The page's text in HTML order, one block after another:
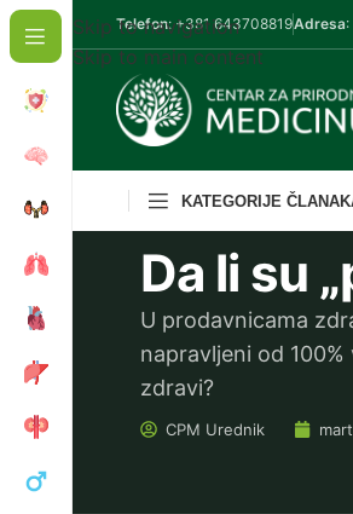
Skip to navigation
Skip to main content
Telefon: +381 643708819Adresa
KATEGORIJE
Da li su
U prodavnicama
napravljeni od
zdravi?
CPM Urednik